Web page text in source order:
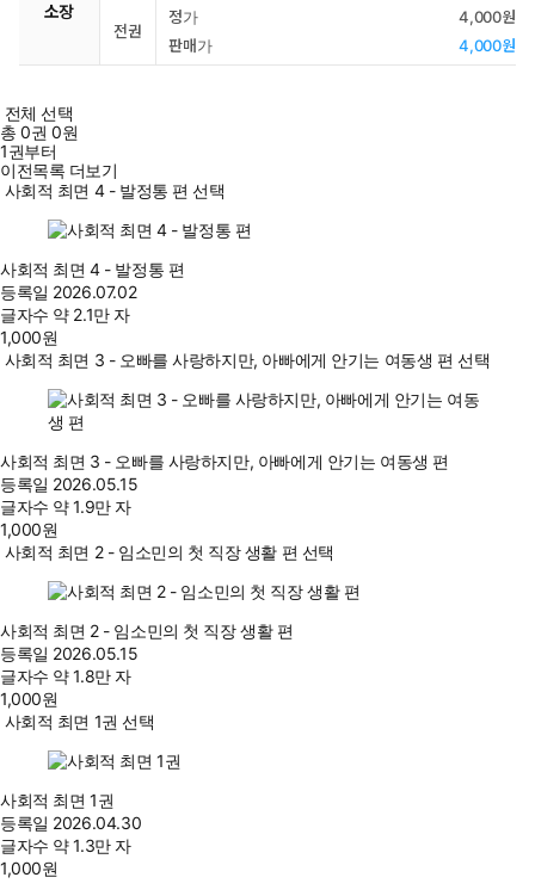
소장
전권
정가
4,000원
판매가
4,000원
전체 선택
총0권 0원
1권부터
이전목록 더보기
사회적 최면 4 - 발정통 편 선택
사회적 최면 4 - 발정통 편
등록일 2026.07.02
글자수 약 2.1만 자
1,000원
사회적 최면 3 - 오빠를 사랑하지만, 아빠에게 안기는 여동생 편 선택
사회적 최면 3 - 오빠를 사랑하지만, 아빠에게 안기는 여동생 편
등록일 2026.05.15
글자수 약 1.9만 자
1,000원
사회적 최면 2 - 임소민의 첫 직장 생활 편 선택
사회적 최면 2 - 임소민의 첫 직장 생활 편
등록일 2026.05.15
글자수 약 1.8만 자
1,000원
사회적 최면 1권 선택
사회적 최면 1권
등록일 2026.04.30
글자수 약 1.3만 자
1,000원